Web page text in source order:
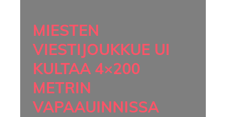
MIESTEN
VIESTIJOUKKUE UI
KULTAA 4×200
METRIN
VAPAAUINNISSA